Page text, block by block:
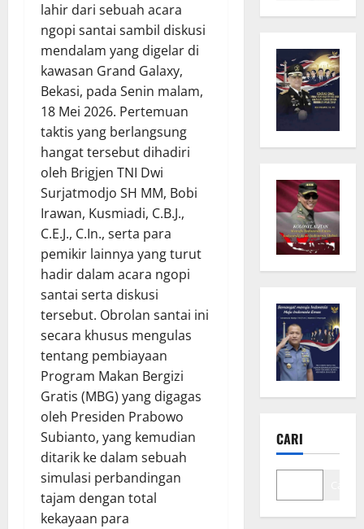
lahir dari sebuah acara
ngopi santai sambil diskusi
mendalam yang digelar di
kawasan Grand Galaxy,
Bekasi, pada Senin malam,
18 Mei 2026. Pertemuan
taktis yang berlangsung
hangat tersebut dihadiri
oleh Brigjen TNI Dwi
Surjatmodjo SH MM, Bobi
Irawan, Kusmiadi, C.B.J.,
C.E.J., C.In., serta para
pemikir lainnya yang turut
hadir dalam acara ngopi
santai serta diskusi
tersebut. Obrolan santai ini
secara khusus mengulas
tentang pembiayaan
Program Makan Bergizi
Gratis (MBG) yang digagas
oleh Presiden Prabowo
Subianto, yang kemudian
ditarik ke dalam sebuah
simulasi perbandingan
tajam dengan total
kekayaan para
CARI